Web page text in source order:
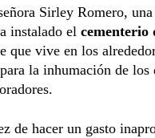
Sirley Romero,
instalado el
que vive en los
la inhumación de
de hacer un gasto